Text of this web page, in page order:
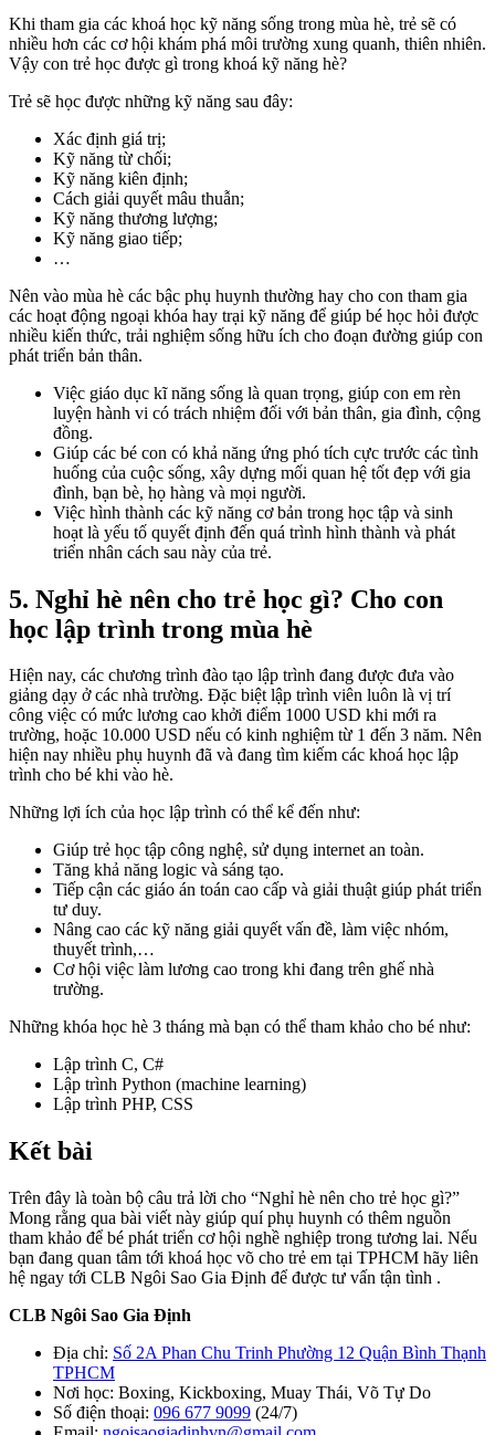
Khi tham gia các khoá học kỹ năng sống trong mùa hè, trẻ sẽ có
nhiều hơn các cơ hội khám phá môi trường xung quanh, thiên nhiên.
Vậy con trẻ học được gì trong khoá kỹ năng hè?
Trẻ sẽ học được những kỹ năng sau đây:
Xác định giá trị;
Kỹ năng từ chối;
Kỹ năng kiên định;
Cách giải quyết mâu thuẫn;
Kỹ năng thương lượng;
Kỹ năng giao tiếp;
…
Nên vào mùa hè các bậc phụ huynh thường hay cho con tham gia
các hoạt động ngoại khóa hay trại kỹ năng để giúp bé học hỏi được
nhiều kiến thức, trải nghiệm sống hữu ích cho đoạn đường giúp con
phát triển bản thân.
Việc giáo dục kĩ năng sống là quan trọng, giúp con em rèn
luyện hành vi có trách nhiệm đối với bản thân, gia đình, cộng
đồng.
Giúp các bé con có khả năng ứng phó tích cực trước các tình
huống của cuộc sống, xây dựng mối quan hệ tốt đẹp với gia
đình, bạn bè, họ hàng và mọi người.
Việc hình thành các kỹ năng cơ bản trong học tập và sinh
hoạt là yếu tố quyết định đến quá trình hình thành và phát
triển nhân cách sau này của trẻ.
5. Nghỉ hè nên cho trẻ học gì? Cho con
học lập trình trong mùa hè
Hiện nay, các chương trình đào tạo lập trình đang được đưa vào
giảng dạy ở các nhà trường. Đặc biệt lập trình viên luôn là vị trí
công việc có mức lương cao khởi điểm 1000 USD khi mới ra
trường, hoặc 10.000 USD nếu có kinh nghiệm từ 1 đến 3 năm. Nên
hiện nay nhiều phụ huynh đã và đang tìm kiếm các khoá học lập
trình cho bé khi vào hè.
Những lợi ích của học lập trình có thể kể đến như:
Giúp trẻ học tập công nghệ, sử dụng internet an toàn.
Tăng khả năng logic và sáng tạo.
Tiếp cận các giáo án toán cao cấp và giải thuật giúp phát triển
tư duy.
Nâng cao các kỹ năng giải quyết vấn đề, làm việc nhóm,
thuyết trình,…
Cơ hội việc làm lương cao trong khi đang trên ghế nhà
trường.
Những khóa học hè 3 tháng mà bạn có thể tham khảo cho bé như:
Lập trình C, C#
Lập trình Python (machine learning)
Lập trình PHP, CSS
Kết bài
Trên đây là toàn bộ câu trả lời cho “Nghỉ hè nên cho trẻ học gì?”
Mong rằng qua bài viết này giúp quí phụ huynh có thêm nguồn
tham khảo để bé phát triển cơ hội nghề nghiệp trong tương lai. Nếu
bạn đang quan tâm tới khoá học võ cho trẻ em tại TPHCM hãy liên
hệ ngay tới CLB Ngôi Sao Gia Định để được tư vấn tận tình .
CLB Ngôi Sao Gia Định
Địa chỉ: Số 2A Phan Chu Trinh Phường 12 Quận Bình Thạnh
TPHCM
Nơi học: Boxing, Kickboxing, Muay Thái, Võ Tự Do
Số điện thoại: 096 677 9099 (24/7)